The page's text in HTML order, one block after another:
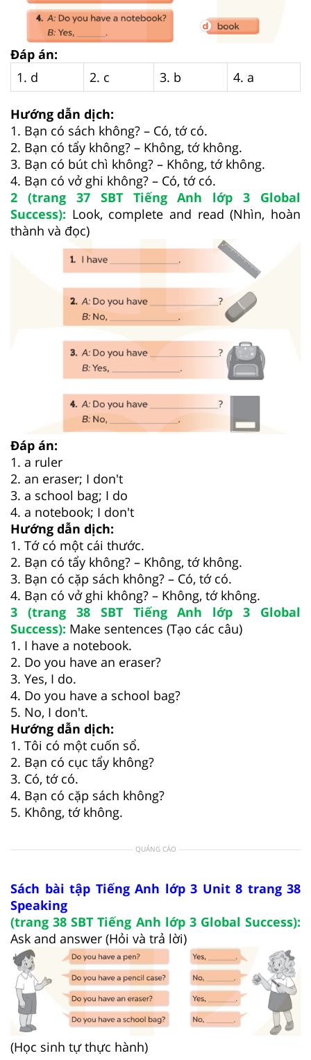
Đáp án:
1. d
2. c 3. b 4. a
Hướng dẫn dịch:
1. Bạn có sách không? – Có, tớ có.
2. Bạn có tẩy không? – Không, tớ không.
3. Bạn có bút chì không? – Không, tớ không.
4. Bạn có vở ghi không? – Có, tớ có.
2 (trang 37 SBT Tiếng Anh lớp 3 Global
Success): Look, complete and read (Nhìn, hoàn
thành và đọc)
Đáp án:
1. a ruler
2. an eraser; I don't
3. a school bag; I do
4. a notebook; I don't
Hướng dẫn dịch:
1. Tớ có một cái thước.
2. Bạn có tẩy không? – Không, tớ không.
3. Bạn có cặp sách không? – Có, tớ có.
4. Bạn có vở ghi không? – Không, tớ không.
3 (trang 38 SBT Tiếng Anh lớp 3 Global
Success): Make sentences (Tạo các câu)
1. I have a notebook.
2. Do you have an eraser?
3. Yes, I do.
4. Do you have a school bag?
5. No, I don't.
Hướng dẫn dịch:
1. Tôi có một cuốn sổ.
2. Bạn có cục tẩy không?
3. Có, tớ có.
4. Bạn có cặp sách không?
5. Không, tớ không.
QUẢNG CÁO
Sách bài tập Tiếng Anh lớp 3 Unit 8 trang 38
Speaking
(trang 38 SBT Tiếng Anh lớp 3 Global Success):
Ask and answer (Hỏi và trả lời)
(Học sinh tự thực hành)